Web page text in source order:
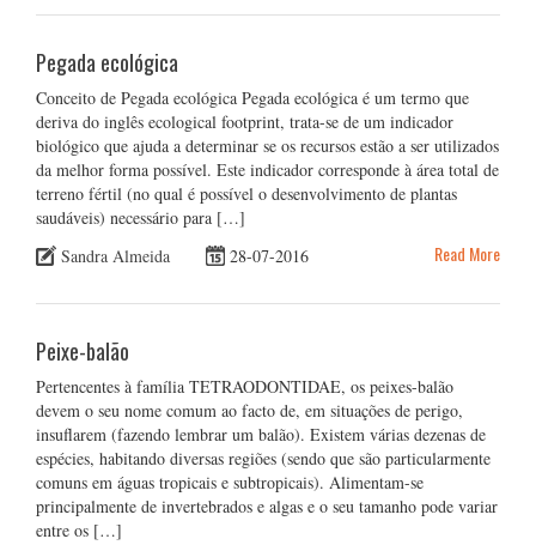
Pegada ecológica
Conceito de Pegada ecológica Pegada ecológica é um termo que
deriva do inglês ecological footprint, trata-se de um indicador
biológico que ajuda a determinar se os recursos estão a ser utilizados
da melhor forma possível. Este indicador corresponde à área total de
terreno fértil (no qual é possível o desenvolvimento de plantas
saudáveis) necessário para […]
Sandra Almeida
28-07-2016 Read More
Peixe-balão
Pertencentes à família TETRAODONTIDAE, os peixes-balão
devem o seu nome comum ao facto de, em situações de perigo,
insuflarem (fazendo lembrar um balão). Existem várias dezenas de
espécies, habitando diversas regiões (sendo que são particularmente
comuns em águas tropicais e subtropicais). Alimentam-se
principalmente de invertebrados e algas e o seu tamanho pode variar
entre os […]